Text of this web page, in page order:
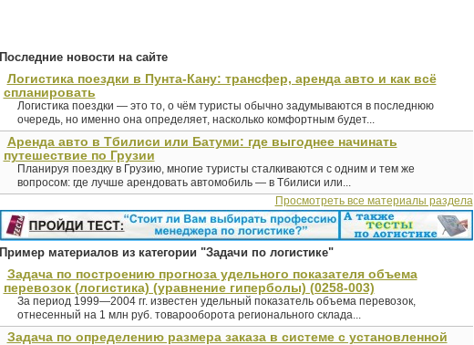
Последние новости на сайте
Логистика поездки в Пунта-Кану: трансфер, аренда авто и как всё
спланировать
Логистика поездки — это то, о чём туристы обычно задумываются в последнюю
очередь, но именно она определяет, насколько комфортным будет...
Аренда авто в Тбилиси или Батуми: где выгоднее начинать
путешествие по Грузии
Планируя поездку в Грузию, многие туристы сталкиваются с одним и тем же
вопросом: где лучше арендовать автомобиль — в Тбилиси или...
Просмотреть все материалы раздела
Пример материалов из категории "Задачи по логистике"
Задача по построению прогноза удельного показателя объема
перевозок (логистика) (уравнение гиперболы) (0258-003)
За период 1999—2004 гг. известен удельный показатель объема перевозок,
отнесенный на 1 млн руб. товарооборота регионального склада...
Задача по определению размера заказа в системе с установленной